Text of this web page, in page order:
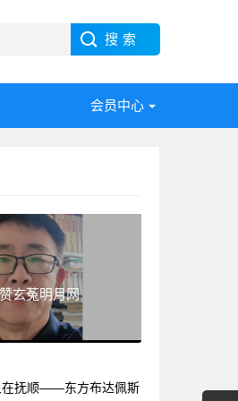
会员中心
玄菟明月网
在抚顺——东方布达佩斯